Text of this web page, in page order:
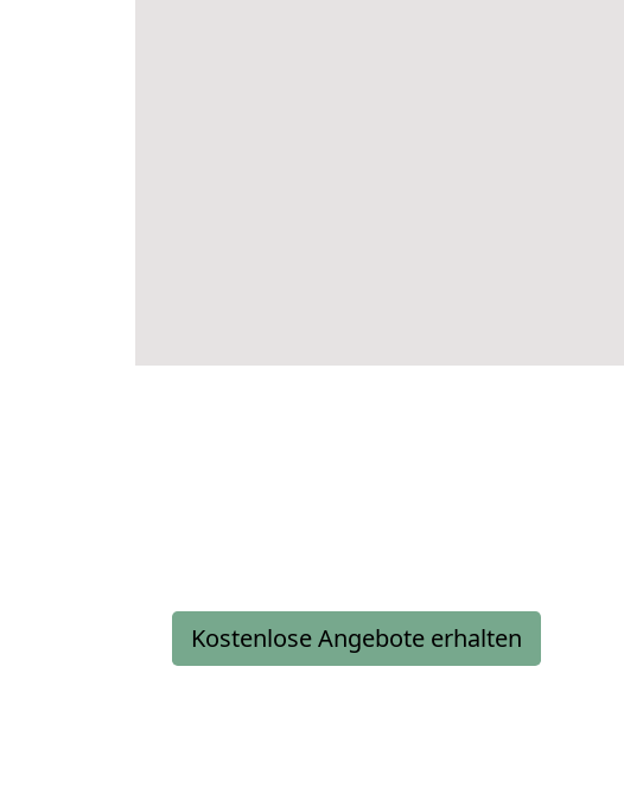
Kostenlose Angebote erhalten